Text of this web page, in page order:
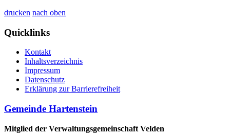
drucken nach oben
Quicklinks
Kontakt
Inhaltsverzeichnis
Impressum
Datenschutz
Erklärung zur Barrierefreiheit
Gemeinde Hartenstein
Mitglied der Verwaltungsgemeinschaft Velden